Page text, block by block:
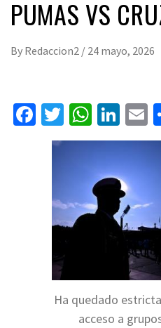
PUMAS VS
By Redaccion2 / 24 mayo, 2026
Facebook
Twitter
Ha quedado
acceso a